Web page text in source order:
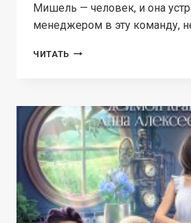
Мишель — человек, и она
менеджером в эту команду,
ЧИТАТЬ УРОКИ
НЕСНОСНАЯ
КОМАНДА.
ЧАСТЬ
3